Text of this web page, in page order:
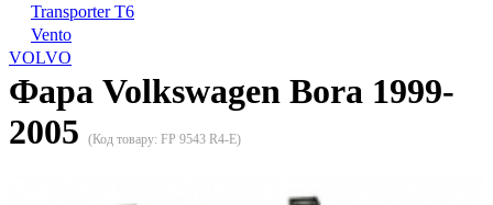
Transporter T6
Vento
VOLVO
Фара Volkswagen Bora 1999-
2005
(Код товару: FP 9543 R4-E)